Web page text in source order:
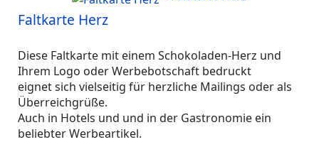
Faltkarte Herz
Diese Faltkarte mit einem Schokoladen-Herz und
Ihrem Logo oder Werbebotschaft bedruckt
eignet sich vielseitig für herzliche Mailings oder als
Überreichgrüße.
Auch in Hotels und und in der Gastronomie ein
beliebter Werbeartikel.